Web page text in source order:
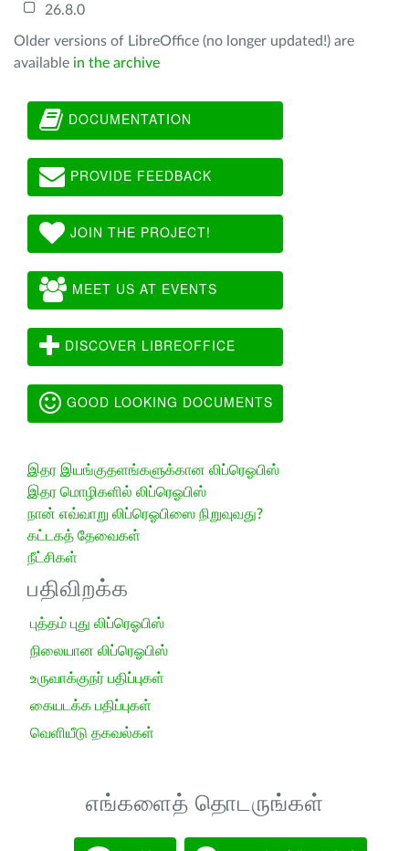
26.8.0
Older versions of LibreOffice (no longer updated!) are
available in the archive
DOCUMENTATION
PROVIDE FEEDBACK
JOIN THE PROJECT!
MEET US AT EVENTS
DISCOVER LIBREOFFICE
GOOD LOOKING DOCUMENTS
இதர இயங்குதளங்களுக்கான லிப்ரெஓபிஸ்
இதர மொழிகளில் லிப்ரெஓபிஸ்
நான் எவ்வாறு லிப்ரெஓபிஸை நிறுவுவது?
கட்டகத் தேவைகள்
நீட்சிகள்
பதிவிறக்க
புத்தம் புது லிப்ரெஓபிஸ்
நிலையான லிப்ரெஓபிஸ்
உருவாக்குநர் பதிப்புகள்
கையடக்க பதிப்புகள்
வெளியீடு தகவல்கள்
எங்களைத் தொடருங்கள்